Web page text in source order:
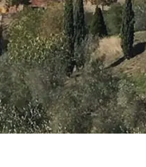
Addio al
celibato
Addio al
nubilato